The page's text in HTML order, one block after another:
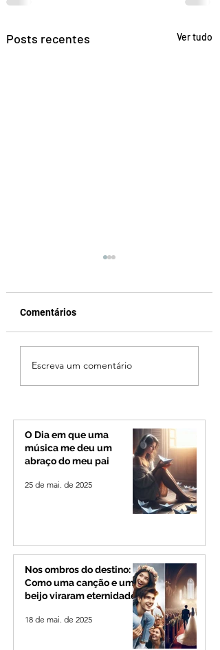
Posts recentes Ver tudo
Após desistência,
do partido, Cleitinho é
ao Governo de Minas
Comentários
Escreva um comentário
O Dia em que uma
música me deu um
abraço do meu pai
25 de mai. de 2025
Nos ombros do destino:
Como uma canção e um
beijo viraram eternidade
18 de mai. de 2025